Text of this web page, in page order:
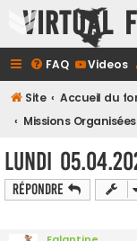
Virtual
FAQ Videos
Site Accueil du
Missions Organisées
Lundi
Répondre